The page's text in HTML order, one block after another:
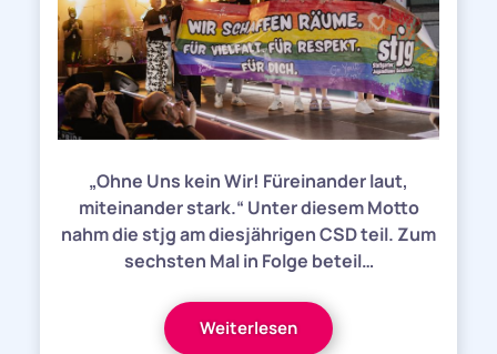
„Ohne Uns kein Wir! Füreinander laut,
miteinander stark.“ Unter diesem Motto
nahm die stjg am diesjährigen CSD teil. Zum
sechsten Mal in Folge beteil…
Weiterlesen